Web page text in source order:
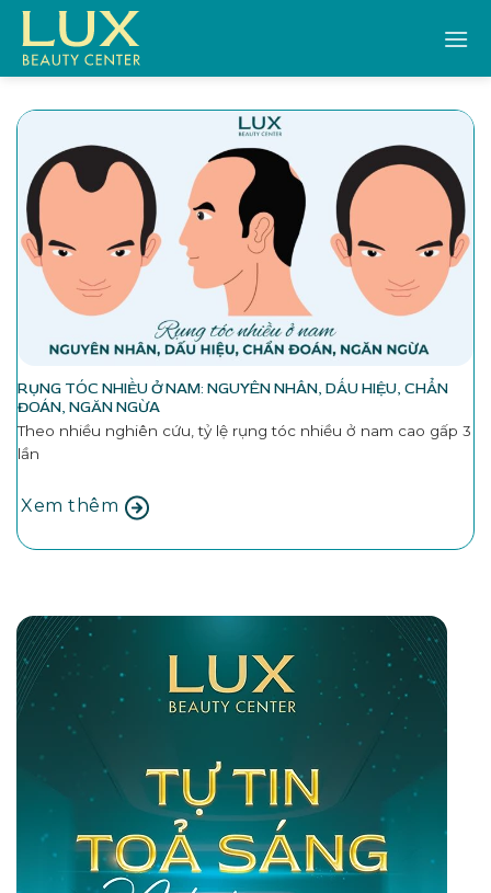
Bỏ
qua
nội
RỤNG TÓC NHIỀU Ở NAM: NGUYÊN NHÂN, DẤU HIỆU, CHẨN
ĐOÁN, NGĂN NGỪA
Theo nhiều nghiên cứu, tỷ lệ rụng tóc nhiều ở nam cao gấp 3
lần
Xem thêm